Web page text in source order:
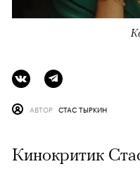
АВТОР СТАС ТЫРКИН
Кинокритик